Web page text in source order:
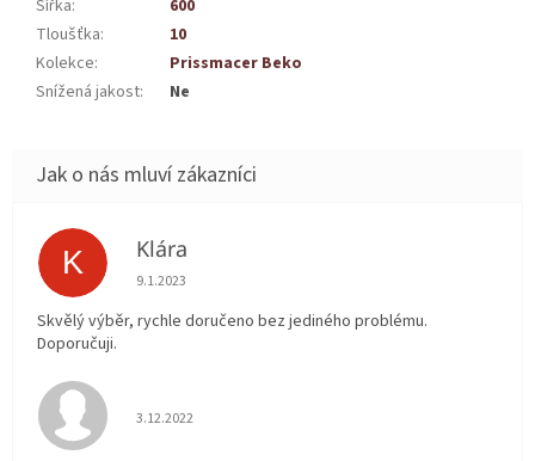
Šířka:
600
Tloušťka:
10
Kolekce:
Prissmacer Beko
Snížená jakost: Ne
K Klára
Hodnocení obchodu je 5 z 5 hvězdiček.
9.1.2023
Skvělý výběr, rychle doručeno bez jediného problému.
Doporučuji.
Hodnocení obchodu je 5 z 5 hvězdiček.
3.12.2022